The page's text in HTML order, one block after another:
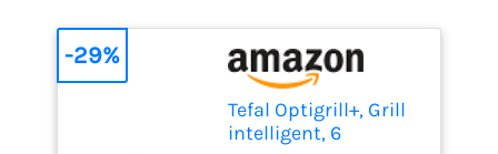
Tefal Optigrill+, Grill
intelligent, 6
-29%